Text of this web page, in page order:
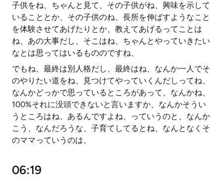
子供をね、ちゃんと見て、その子供がね、興味を示して
いることとか、その子供のね、長所を伸ばすようなこと
を体験させてあげたりとか、教えてあげるってことは
ね、あの大事だし、そこはね、ちゃんとやっていきたい
なとは思ってはいるもののですね、
でもね、最終は別人格だし、最終はね、なんか一人でそ
のやりたい道をね、見つけてやっていくんだしってね、
なんかどっかで思っているところがあって、なんかね、
100%それに没頭できないと言いますか、なんかそうい
うところはね、あるんですよね、っていうのと、なんか
こう、なんだろうな、子育てしてるとね、なんとなくそ
のママっていうのは、
06:19